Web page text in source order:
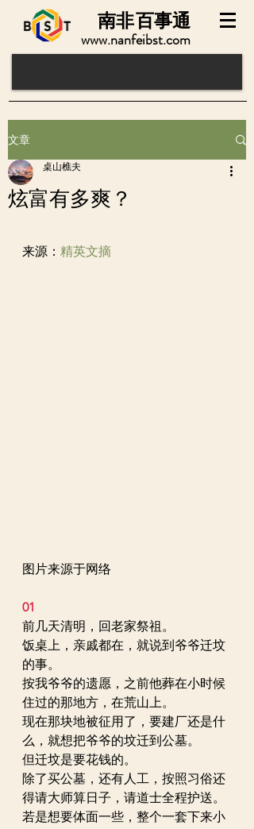
www.nanfeibst.com
百事通
南非
文章
炫富有多爽？
桌山樵夫
来源： 精英文摘
图片来源于网络
01
前几天清明，回老家祭祖。
饭桌上，亲戚都在，就说到爷爷迁坟
的事。
按我爷爷的遗愿，之前他葬在小时候
住过的那地方，在荒山上。
现在那块地被征用了，要建厂还是什
么，就想把爷爷的坟迁到公墓。
但迁坟是要花钱的。
除了买公墓，还有人工，按照习俗还
得请大师算日子，请道士全程护送。
若是想要体面一些，整个一套下来小